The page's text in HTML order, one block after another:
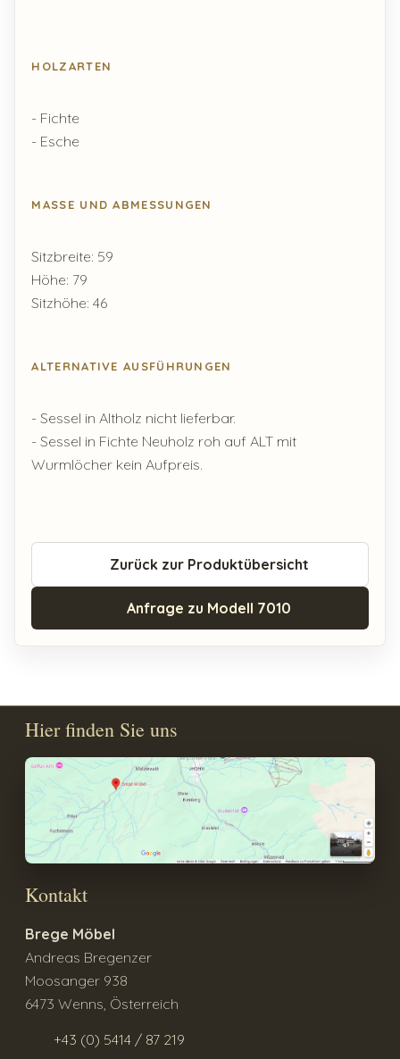
HOLZARTEN
- Fichte
- Esche
MASSE UND ABMESSUNGEN
Sitzbreite: 59
Höhe: 79
Sitzhöhe: 46
ALTERNATIVE AUSFÜHRUNGEN
- Sessel in Altholz nicht lieferbar.
- Sessel in Fichte Neuholz roh auf ALT mit
Wurmlöcher kein Aufpreis.
Zurück zur Produktübersicht
Anfrage zu Modell 7010
Hier finden Sie uns
Kontakt
Brege Möbel
Andreas Bregenzer
Moosanger 938
6473 Wenns, Österreich
+43 (0) 5414 / 87 219